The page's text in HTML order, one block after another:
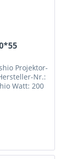
Projektor-
Nr.:
Watt: 200